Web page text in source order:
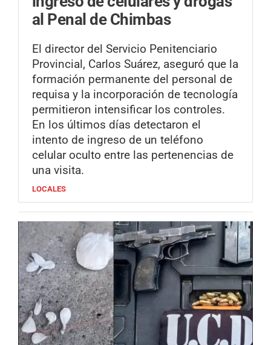
al Penal de Chimbas
El director del Servicio Penitenciario
Provincial, Carlos Suárez, aseguró que la
formación permanente del personal de
requisa y la incorporación de tecnología
permitieron intensificar los controles.
En los últimos días detectaron el
intento de ingreso de un teléfono
celular oculto entre las pertenencias de
una visita.
LOCALES